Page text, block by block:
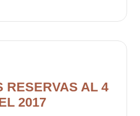
RESERVAS AL 4
2017